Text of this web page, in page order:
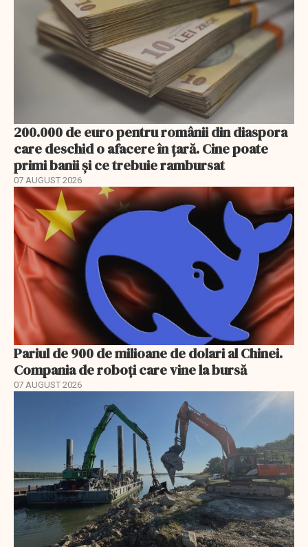
200.000 de euro pentru românii din diaspora
care deschid o afacere în țară. Cine poate
primi banii și ce trebuie rambursat
07 AUGUST 2026
Pariul de 900 de milioane de dolari al Chinei.
Compania de roboți care vine la bursă
07 AUGUST 2026